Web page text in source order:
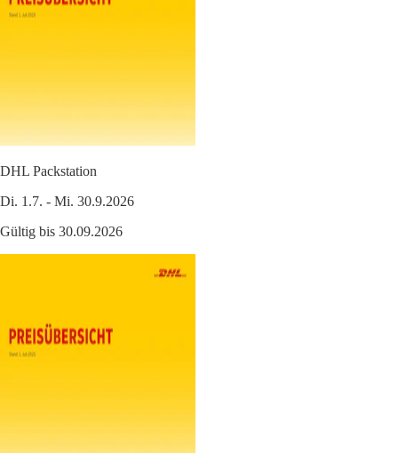
DHL Packstation
Di. 1.7. - Mi. 30.9.2026
Gültig bis 30.09.2026